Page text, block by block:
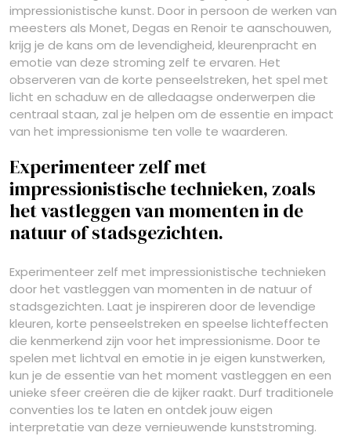
impressionistische kunst. Door in persoon de werken van
meesters als Monet, Degas en Renoir te aanschouwen,
krijg je de kans om de levendigheid, kleurenpracht en
emotie van deze stroming zelf te ervaren. Het
observeren van de korte penseelstreken, het spel met
licht en schaduw en de alledaagse onderwerpen die
centraal staan, zal je helpen om de essentie en impact
van het impressionisme ten volle te waarderen.
Experimenteer zelf met
impressionistische technieken, zoals
het vastleggen van momenten in de
natuur of stadsgezichten.
Experimenteer zelf met impressionistische technieken
door het vastleggen van momenten in de natuur of
stadsgezichten. Laat je inspireren door de levendige
kleuren, korte penseelstreken en speelse lichteffecten
die kenmerkend zijn voor het impressionisme. Door te
spelen met lichtval en emotie in je eigen kunstwerken,
kun je de essentie van het moment vastleggen en een
unieke sfeer creëren die de kijker raakt. Durf traditionele
conventies los te laten en ontdek jouw eigen
interpretatie van deze vernieuwende kunststroming.